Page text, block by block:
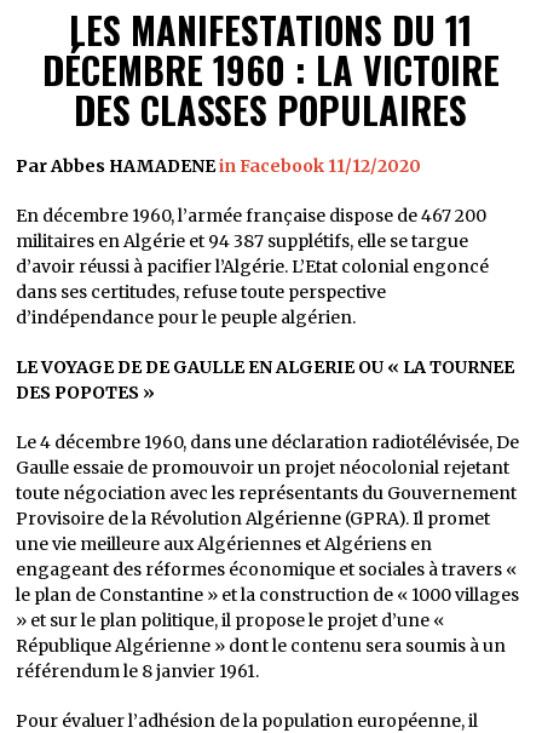
LES MANIFESTATIONS DU 11
DÉCEMBRE 1960 : LA VICTOIRE
DES CLASSES POPULAIRES
Par Abbes HAMADENEin Facebook 11/12/2020
En décembre 1960, l’armée française dispose de 467 200
militaires en Algérie et 94 387 supplétifs, elle se targue
d’avoir réussi à pacifier l’Algérie. L’Etat colonial engoncé
dans ses certitudes, refuse toute perspective
d’indépendance pour le peuple algérien.
LE VOYAGE DE DE GAULLE EN ALGERIE OU « LA TOURNEE
DES POPOTES »
Le 4 décembre 1960, dans une déclaration radiotélévisée, De
Gaulle essaie de promouvoir un projet néocolonial rejetant
toute négociation avec les représentants du Gouvernement
Provisoire de la Révolution Algérienne (GPRA). Il promet
une vie meilleure aux Algériennes et Algériens en
engageant des réformes économique et sociales à travers «
le plan de Constantine » et la construction de « 1000 villages
» et sur le plan politique, il propose le projet d’une «
République Algérienne » dont le contenu sera soumis à un
référendum le 8 janvier 1961.
Pour évaluer l’adhésion de la population européenne, il